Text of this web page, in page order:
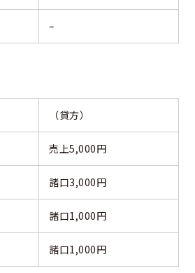
–
（貸方）
売上5,000円
諸口3,000円
諸口1,000円
諸口1,000円